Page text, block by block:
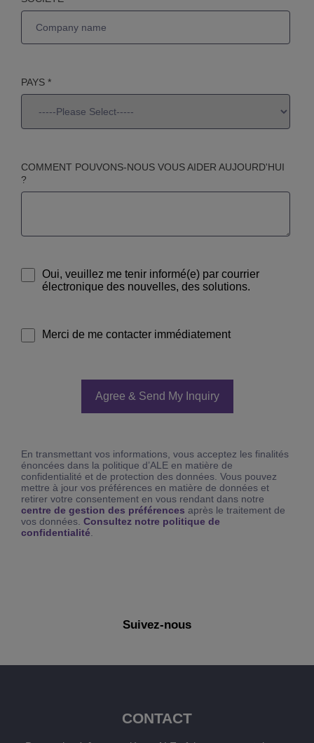
PAYS *
COMMENT POUVONS-NOUS VOUS AIDER AUJOURD'HUI
?
Oui, veuillez me tenir informé(e) par courrier
électronique des nouvelles, des solutions.
Merci de me contacter immédiatement
En transmettant vos informations, vous acceptez les finalités
énoncées dans la politique d’ALE en matière de
confidentialité et de protection des données. Vous pouvez
mettre à jour vos préférences en matière de données et
retirer votre consentement en vous rendant dans notre
centre de gestion des préférences après le traitement de
vos données. Consultez notre politique de
confidentialité.
Suivez-nous
CONTACT